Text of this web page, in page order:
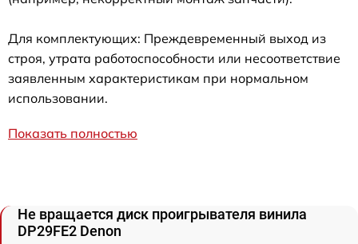
Для комплектующих: Преждевременный выход из
строя, утрата работоспособности или несоответствие
заявленным характеристикам при нормальном
использовании.
Показать полностью
Не вращается диск проигрывателя винила
DP29FE2 Denon